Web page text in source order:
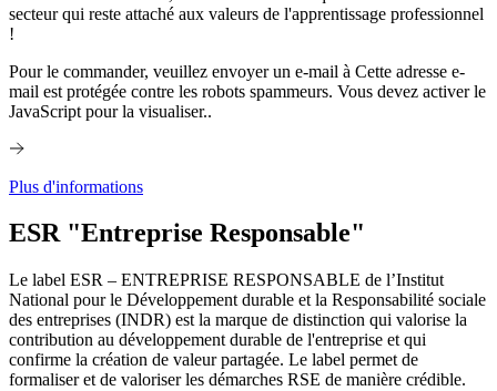
secteur qui reste attaché aux valeurs de l'apprentissage professionnel
!
Pour le commander, veuillez envoyer un e-mail à Cette adresse e-
mail est protégée contre les robots spammeurs. Vous devez activer le
JavaScript pour la visualiser..
Plus d'informations
ESR "Entreprise Responsable"
Le label ESR – ENTREPRISE RESPONSABLE de l’Institut
National pour le Développement durable et la Responsabilité sociale
des entreprises (INDR) est la marque de distinction qui valorise la
contribution au développement durable de l'entreprise et qui
confirme la création de valeur partagée. Le label permet de
formaliser et de valoriser les démarches RSE de manière crédible.